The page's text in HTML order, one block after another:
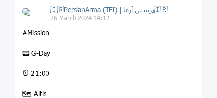
🇮🇷PersianArma (TFI) | پرشین آرما🇮🇷
26 March 2024 14:12
#Mission
📟 G-Day
⏰ 21:00
🗺 Altis